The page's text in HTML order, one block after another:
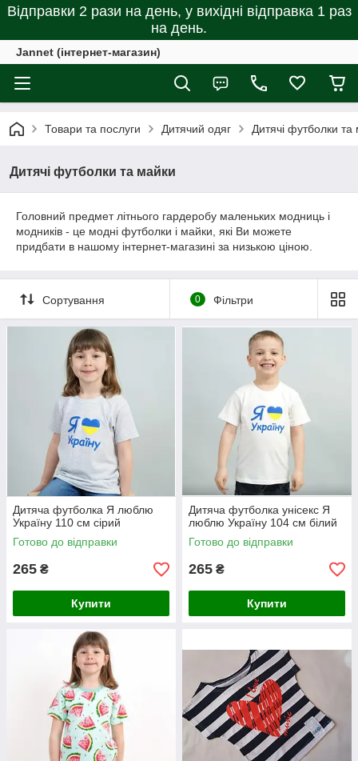
Відправки 2 рази на день, у вихідні відправка 1 раз
на день.
Jannet (інтернет-магазин)
Товари та послуги Дитячий одяг Дитячі футболки та
Дитячі футболки та майки
Головний предмет літнього гардеробу маленьких модниць і
модників - це модні футболки і майки, які Ви можете
придбати в нашому інтернет-магазині за низькою ціною.
Сортування 0 Фільтри
Дитяча футболка Я люблю
Україну 110 см сірий
Готово до відправки
265 ₴
Купити
Дитяча футболка унісекс Я
люблю Україну 104 см білий
Готово до відправки
265 ₴
Купити